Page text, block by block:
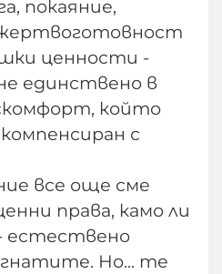
покаяние,
ценности -
единствено в
който
с
все още сме
права, камо ли
естествено
Но... те